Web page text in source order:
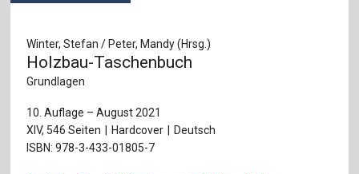
Winter, Stefan / Peter, Mandy (Hrsg.)
Holzbau-Taschenbuch
Grundlagen
10. Auflage – August 2021
XIV, 546 Seiten
Hardcover
Deutsch
ISBN: 978-3-433-01805-7